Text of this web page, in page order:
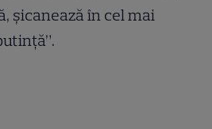
şicanează în cel mai